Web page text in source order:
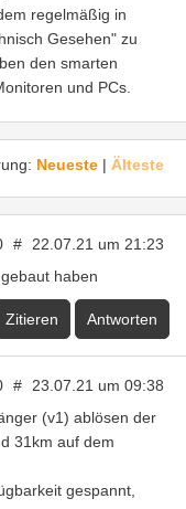
regelmäßig in
Gesehen" zu
den smarten
und PCs.
Neueste | Älteste
# 22.07.21 um 21:23
haben
Zitieren Antworten
# 23.07.21 um 09:38
(v1) ablösen der
31km auf dem
gespannt,